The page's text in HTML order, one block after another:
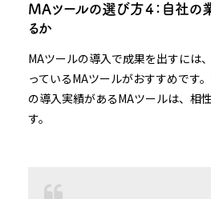
MAツールの選び方４：自社の
るか
MAツールの導入で成果を出すには
っているMAツールがおすすめです
の導入実績があるMAツールは、相
す。